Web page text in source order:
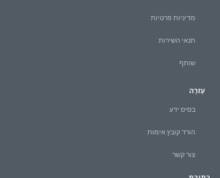
מדיניות פרטיות
תנאי השירות
שותף
עֶזרָה
בסיס ידע
הורד קובץ אימות
צור קשר